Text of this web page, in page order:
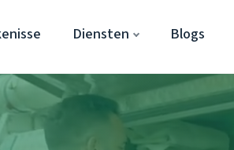
Diensten Blogs